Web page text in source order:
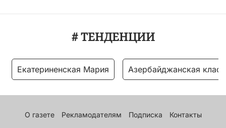
# ТЕНДЕНЦИИ
Екатериненская Мария Азербайджанская
О газете Рекламодателям Подписка Контакты